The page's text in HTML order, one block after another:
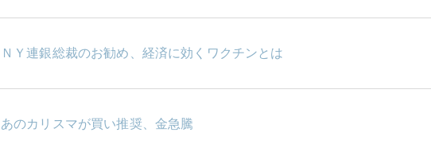
ＮＹ連銀総裁のお勧め、経済に効くワクチンとは
あのカリスマが買い推奨、金急騰